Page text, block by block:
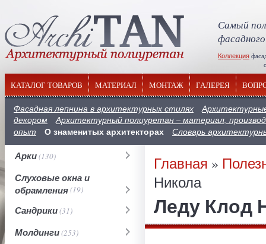
Самый
Коллекция
КАТАЛОГ ТОВАРОВ МАТЕРИАЛ МОНТАЖ ГАЛЕРЕЯ
Фасадная лепнина в архитектурных стилях
декором
Архитектурный полиуретан – материал,
опыт
О знаменитых архитекторах Словарь
Арки(130)
Слуховые окна и
обрамления(19)
Сандрики(31)
Молдинги(253)
Главная »
Никола
Леду Клод